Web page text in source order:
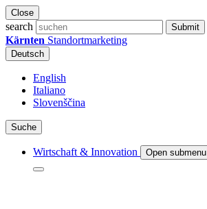
Close
search Submit
Kärnten Standortmarketing
Deutsch
English
Italiano
Slovenščina
Suche
Wirtschaft & Innovation Open submenu